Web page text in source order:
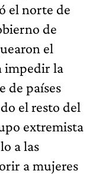
el norte de
de
el
impedir la
de países
el resto del
extremista
a las
a mujeres